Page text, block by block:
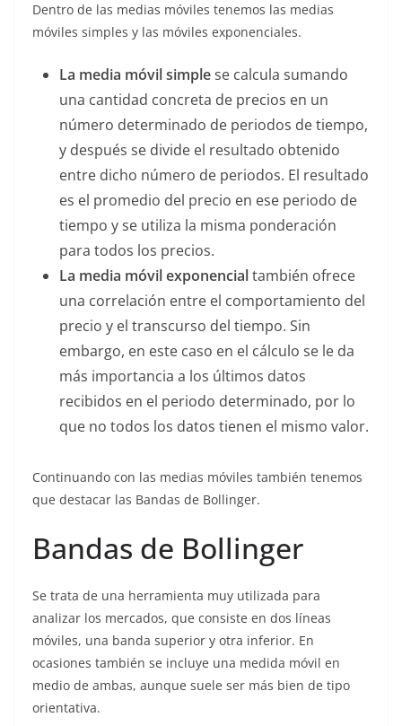
Dentro de las medias móviles tenemos las medias
móviles simples y las móviles exponenciales.
La media móvil simplese calcula sumando
una cantidad concreta de precios en un
número determinado de periodos de tiempo,
y después se divide el resultado obtenido
entre dicho número de periodos. El resultado
es el promedio del precio en ese periodo de
tiempo y se utiliza la misma ponderación
para todos los precios.
La media móvil exponencialtambién ofrece
una correlación entre el comportamiento del
precio y el transcurso del tiempo. Sin
embargo, en este caso en el cálculo se le da
más importancia a los últimos datos
recibidos en el periodo determinado, por lo
que no todos los datos tienen el mismo valor.
Continuando con las medias móviles también tenemos
que destacar las Bandas de Bollinger.
Bandas de Bollinger
Se trata de una herramienta muy utilizada para
analizar los mercados, que consiste en dos líneas
móviles, una banda superior y otra inferior. En
ocasiones también se incluye una medida móvil en
medio de ambas, aunque suele ser más bien de tipo
orientativa.